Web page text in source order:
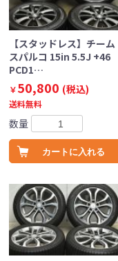
【スタッドレス】チーム
スパルコ 15in 5.5J +46
PCD1…
￥50,800 (税込)
送料無料
数量
カートに入れる